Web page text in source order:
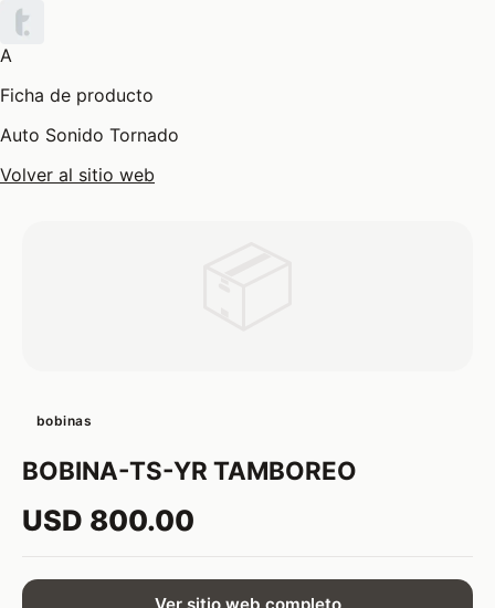
A
Ficha de producto
Auto Sonido Tornado
Volver al sitio web
bobinas
BOBINA-TS-YR TAMBOREO
USD 800.00